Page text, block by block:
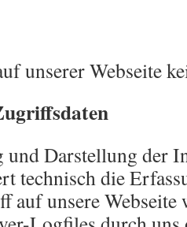
unserer Webseite
Darstellung der
technisch die
unsere Webseite